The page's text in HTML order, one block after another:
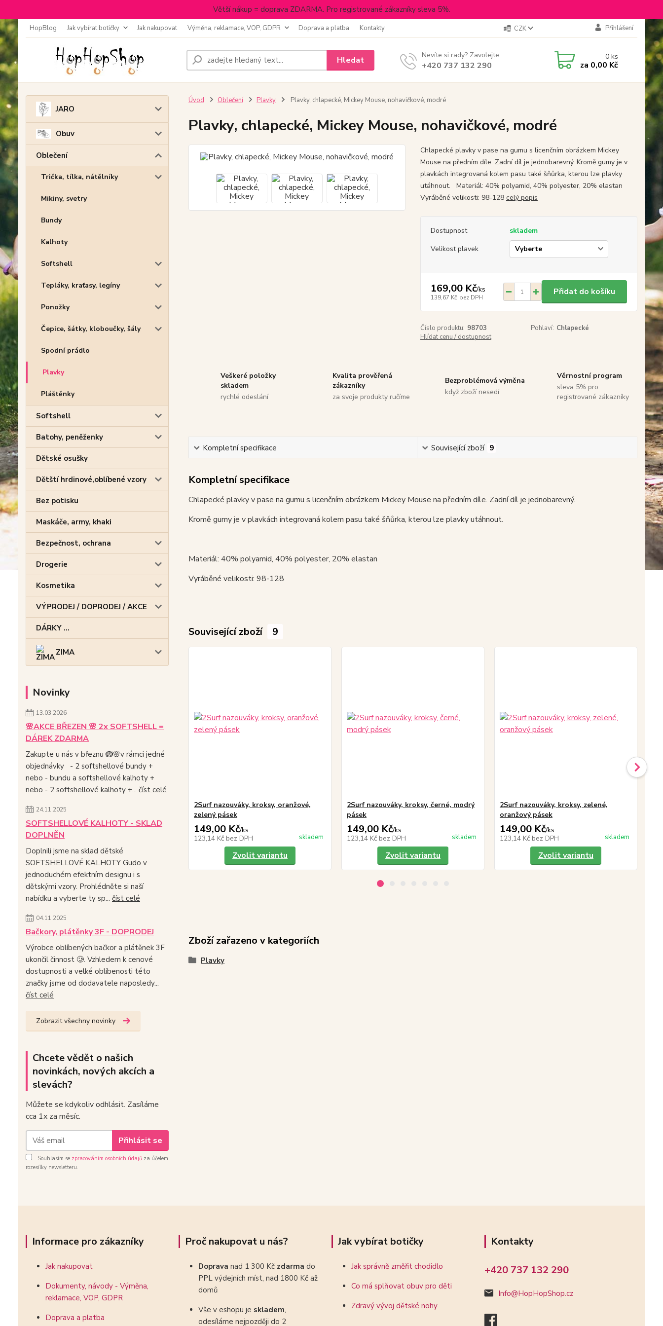
Větší nákup = doprava ZDARMA. Pro registrované zákazníky sleva 5%.
HopBlog Jak vybírat botičky Jak nakupovat Výměna, reklamace, VOP, GDPR Doprava a platba Kontakty CZK Přihlášení
Hledat Nevíte si rady? Zavolejte.
+420 737 132 290
0ks
za 0,00 Kč
JARO
Obuv
Oblečení
Trička, tílka, nátělníky
Mikiny, svetry
Bundy
Kalhoty
Softshell
Tepláky, kraťasy, legíny
Ponožky
Čepice, šátky, kloboučky, šály
Spodní prádlo
Plavky
Pláštěnky
Softshell
Batohy, peněženky
Dětské osušky
Dětští hrdinové,oblíbené vzory
Bez potisku
Maskáče, army, khaki
Bezpečnost, ochrana
Drogerie
Kosmetika
VÝPRODEJ / DOPRODEJ / AKCE
DÁRKY ...
ZIMA
Novinky
13.03.2026
🌸AKCE BŘEZEN 🌸 2x SOFTSHELL =
DÁREK ZDARMA
Zakupte u nás v březnu 🪺🌸v rámci jedné
objednávky - 2 softshellové bundy +
nebo - bundu a softshellové kalhoty +
nebo - 2 softshellové kalhoty +... číst celé
24.11.2025
SOFTSHELLOVÉ KALHOTY - SKLAD
DOPLNĚN
Doplnili jsme na sklad dětské
SOFTSHELLOVÉ KALHOTY Gudo v
jednoduchém efektním designu i s
dětskými vzory. Prohlédněte si naší
nabídku a vyberte ty sp... číst celé
04.11.2025
Bačkory, plátěnky 3F - DOPRODEJ
Výrobce oblíbených bačkor a plátěnek 3F
ukončil činnost 🥲. Vzhledem k cenové
dostupnosti a velké oblíbenosti této
značky jsme od dodavatele naposledy...
číst celé
Zobrazit všechny novinky
Chcete vědět o našich
novinkách, nových akcích a
slevách?
Můžete se kdykoliv odhlásit. Zasíláme
cca 1x za měsíc.
Přihlásit se
Souhlasím se zpracováním osobních údajů za účelem
rozesílky newsletteru.
Úvod Oblečení Plavky Plavky, chlapecké, Mickey Mouse, nohavičkové, modré
Plavky, chlapecké, Mickey Mouse, nohavičkové, modré
Chlapecké plavky v pase na gumu s licenčním obrázkem Mickey
Mouse na předním díle. Zadní díl je jednobarevný. Kromě gumy je v
plavkách integrovaná kolem pasu také šňůrka, kterou lze plavky
utáhnout. Materiál: 40% polyamid, 40% polyester, 20% elastan
Vyráběné velikosti: 98-128 celý popis
Dostupnost
skladem
Velikost plavek
169,00 Kč/ks
139,67 Kč bez DPH
Přidat do košíku
Číslo produktu: 98703 Pohlaví: Chlapecké
Hlídat cenu / dostupnost
Veškeré položky
skladem
rychlé odeslání
Kvalita prověřená
zákazníky
za svoje produkty ručíme
Bezproblémová výměna
když zboží nesedí
Věrnostní program
sleva 5% pro
registrované zákazníky
Kompletní specifikace Související zboží 9
Kompletní specifikace
Chlapecké plavky v pase na gumu s licenčním obrázkem Mickey Mouse na předním díle. Zadní díl je jednobarevný.
Kromě gumy je v plavkách integrovaná kolem pasu také šňůrka, kterou lze plavky utáhnout.
Materiál: 40% polyamid, 40% polyester, 20% elastan
Vyráběné velikosti: 98-128
Související zboží 9
2Surf nazouváky, kroksy, oranžové,
zelený pásek
149,00 Kč/ks
123,14 Kč bez DPH skladem
Zvolit variantu
2Surf nazouváky, kroksy, černé, modrý
pásek
149,00 Kč/ks
123,14 Kč bez DPH skladem
Zvolit variantu
2Surf nazouváky, kroksy, zelené,
oranžový pásek
149,00 Kč/ks
123,14 Kč bez DPH skladem
Zvolit variantu
Zboží zařazeno v kategoriích
Plavky
Informace pro zákazníky
Jak nakupovat
Dokumenty, návody - Výměna,
reklamace, VOP, GDPR
Doprava a platba
Proč nakupovat u nás?
Doprava nad 1 300 Kč zdarma do
PPL výdejních míst, nad 1800 Kč až
domů
Vše v eshopu je skladem,
odesíláme nejpozději do 2
Jak vybírat botičky
Jak správně změřit chodidlo
Co má splňovat obuv pro děti
Zdravý vývoj dětské nohy
Kontakty
+420 737 132 290
Info@HopHopShop.cz